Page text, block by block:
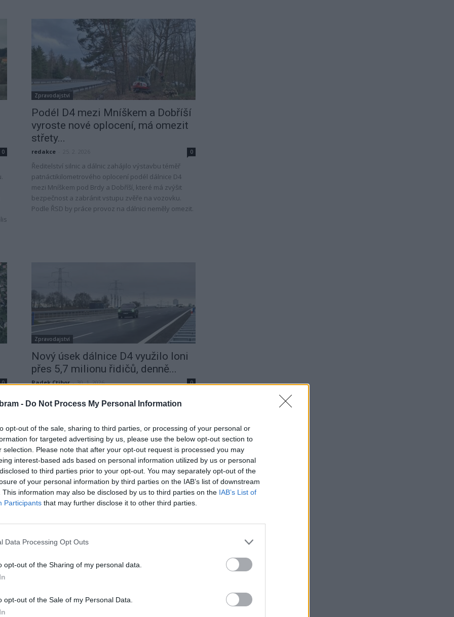
- Do Not Process My Personal Information
opt-out of the sale, sharing to third parties, or processing of your personal or
for targeted advertising by us, please use the below opt-out section to
selection. Please note that after your opt-out request is processed you may
interest-based ads based on personal information utilized by us or personal
to third parties prior to your opt-out. You may separately opt-out of the
of your personal information by third parties on the IAB’s list of downstream
This information may also be disclosed by us to third parties on the IAB’s List of
Participants that may further disclose it to other third parties.
Data Processing Opt Outs
opt-out of the Sharing of my personal data.
opt-out of the Sale of my Personal Data.
0
Zpravodajství
Podél D4 mezi Mníškem a Dobříší
vyroste nové oplocení, má omezit
střety...
redakce 0
Ředitelství silnic a dálnic zahájilo výstavbu téměř
patnáctikilometrového oplocení podél dálnice D4
mezi Mníškem pod Brdy a Dobříší, které má zvýšit
bezpečnost a zabránit vstupu zvěře na vozovku.
Podle ŘSD by práce provoz na dálnici neměly omezit.
0
Zpravodajství
Nový úsek dálnice D4 využilo loni
přes 5,7 milionu řidičů, denně...
Radek Ctibor - 30. 1. 2026 0
spojení Příbramska s jihem Čech, má za sebou první
0
redakce - 19. 11. 2025